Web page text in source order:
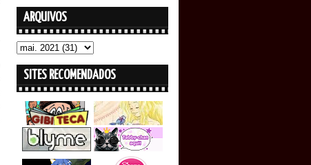
ARQUIVOS
SITES RECOMENDADOS